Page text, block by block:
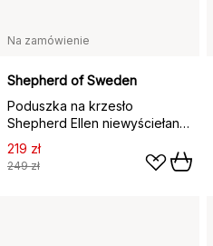
Na zamówienie
Shepherd of Sweden
Poduszka na krzesło
Shepherd Ellen niewyściełana
34x36 cm, Czarnygrafit
219 zł
249 zł